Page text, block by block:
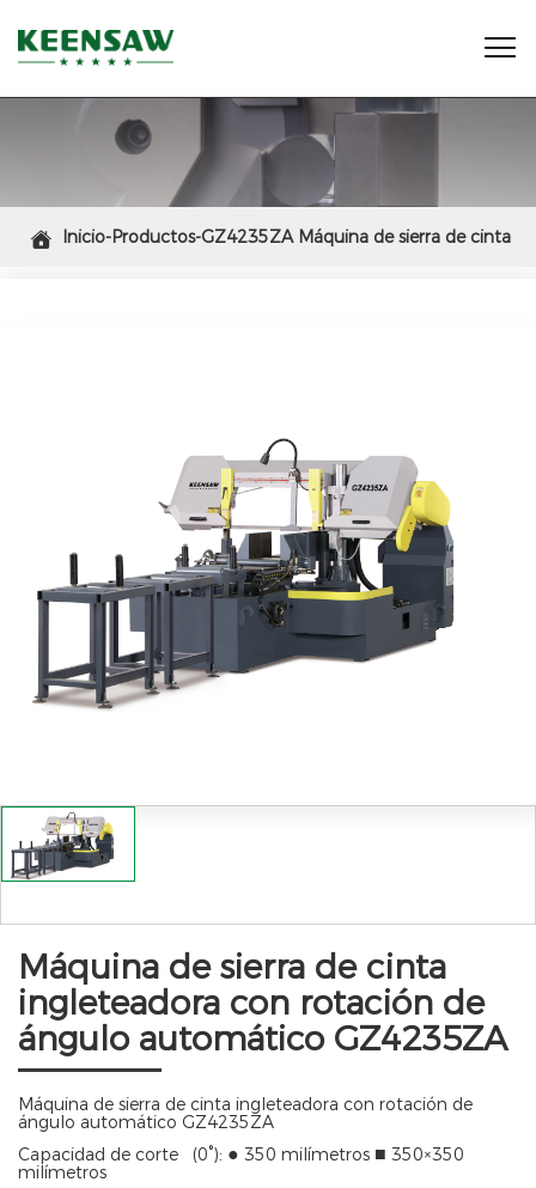

 Inicio-Productos-GZ4235ZA Máquina de sierra de cinta
Máquina de sierra de cinta
ingleteadora con rotación de
ángulo automático GZ4235ZA
Máquina de sierra de cinta ingleteadora con rotación de
ángulo automático GZ4235ZA
Capacidad de corte (0°): ● 350 milímetros ■ 350×350
milímetros